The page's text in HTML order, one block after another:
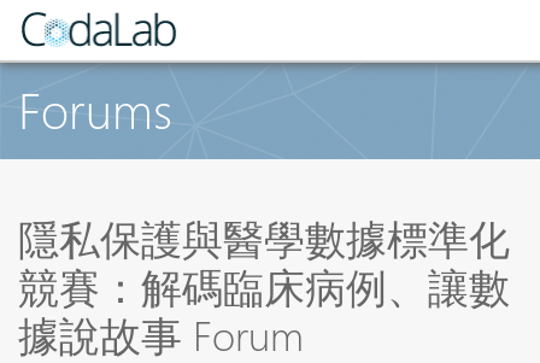
Forums
隱私保護與醫學數據標準化
競賽：解碼臨床病例、讓數
據說故事 Forum